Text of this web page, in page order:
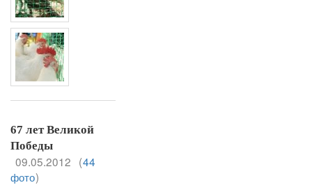
67 лет Великой
Победы
09.05.2012 (44
фото)